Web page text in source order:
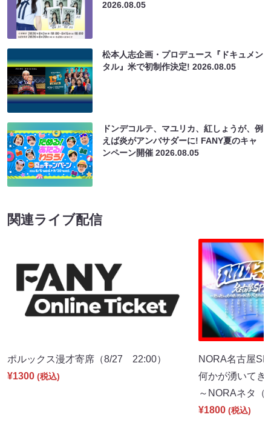
2026.08.05
松本人志企画・プロデュース『ドキュメン
タル』米で初制作決定!2026.08.05
ドンデコルテ、マユリカ、紅しょうが、例
えば炎がアンバサダーに! FANY夏のキャ
ンペーン開催2026.08.05
関連ライブ配信
ポルックス漫才寄席（8/27 22:00）
¥1300 (税込)
NORA名古屋
何かが湧いてき
～NORAネタ
¥1800 (税込)